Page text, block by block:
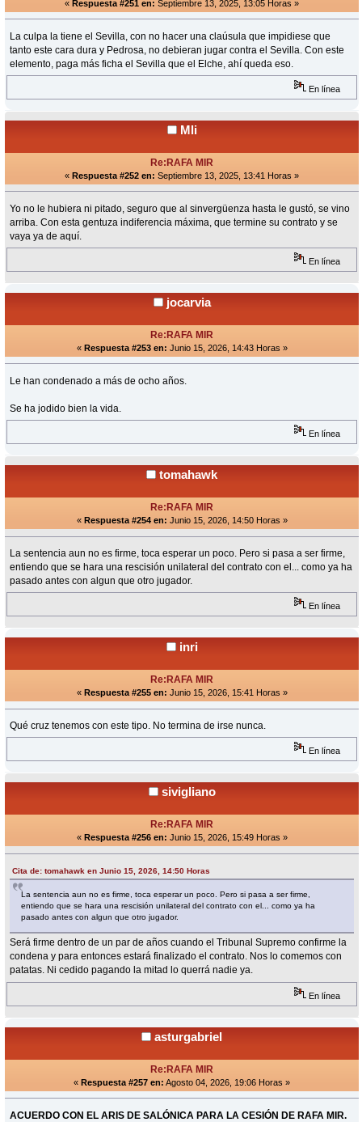
« Respuesta #251 en: Septiembre 13, 2025, 13:05 Horas »
La culpa la tiene el Sevilla, con no hacer una claúsula que impidiese que
tanto este cara dura y Pedrosa, no debieran jugar contra el Sevilla. Con este
elemento, paga más ficha el Sevilla que el Elche, ahí queda eso.
En línea
Mli
Re:RAFA MIR
« Respuesta #252 en: Septiembre 13, 2025, 13:41 Horas »
Yo no le hubiera ni pitado, seguro que al sinvergüenza hasta le gustó, se vino
arriba. Con esta gentuza indiferencia máxima, que termine su contrato y se
vaya ya de aquí.
En línea
jocarvia
Re:RAFA MIR
« Respuesta #253 en: Junio 15, 2026, 14:43 Horas »
Le han condenado a más de ocho años.
Se ha jodido bien la vida.
En línea
tomahawk
Re:RAFA MIR
« Respuesta #254 en: Junio 15, 2026, 14:50 Horas »
La sentencia aun no es firme, toca esperar un poco. Pero si pasa a ser firme,
entiendo que se hara una rescisión unilateral del contrato con el... como ya ha
pasado antes con algun que otro jugador.
En línea
inri
Re:RAFA MIR
« Respuesta #255 en: Junio 15, 2026, 15:41 Horas »
Qué cruz tenemos con este tipo. No termina de irse nunca.
En línea
sivigliano
Re:RAFA MIR
« Respuesta #256 en: Junio 15, 2026, 15:49 Horas »
Cita de: tomahawk en Junio 15, 2026, 14:50 Horas
La sentencia aun no es firme, toca esperar un poco. Pero si pasa a ser firme,
entiendo que se hara una rescisión unilateral del contrato con el... como ya ha
pasado antes con algun que otro jugador.
Será firme dentro de un par de años cuando el Tribunal Supremo confirme la
condena y para entonces estará finalizado el contrato. Nos lo comemos con
patatas. Ni cedido pagando la mitad lo querrá nadie ya.
En línea
asturgabriel
Re:RAFA MIR
« Respuesta #257 en: Agosto 04, 2026, 19:06 Horas »
ACUERDO CON EL ARIS DE SALÓNICA PARA LA CESIÓN DE RAFA MIR.